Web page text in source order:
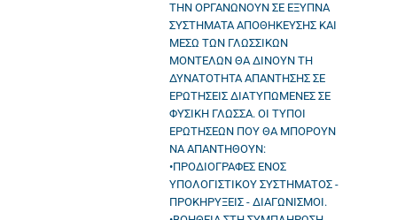
ΤΗΝ ΟΡΓΑΝΩΝΟΥΝ ΣΕ ΕΞΥΠΝΑ
ΣΥΣΤΗΜΑΤΑ ΑΠΟΘΗΚΕΥΣΗΣ ΚΑΙ
ΜΕΣΩ ΤΩΝ ΓΛΩΣΣΙΚΩΝ
ΜΟΝΤΕΛΩΝ ΘΑ ΔΙΝΟΥΝ ΤΗ
ΔΥΝΑΤΟΤΗΤΑ ΑΠΑΝΤΗΣΗΣ ΣΕ
ΕΡΩΤΗΣΕΙΣ ΔΙΑΤΥΠΩΜΕΝΕΣ ΣΕ
ΦΥΣΙΚΗ ΓΛΩΣΣΑ. ΟΙ ΤΥΠΟΙ
ΕΡΩΤΗΣΕΩΝ ΠΟΥ ΘΑ ΜΠΟΡΟΥΝ
ΝΑ ΑΠΑΝΤΗΘΟΥΝ:
•ΠΡΟΔΙΟΓΡΑΦΕΣ ΕΝΟΣ
ΥΠΟΛΟΓΙΣΤΙΚΟΥ ΣΥΣΤΗΜΑΤΟΣ -
ΠΡΟΚΗΡΥΞΕΙΣ - ΔΙΑΓΩΝΙΣΜΟΙ.